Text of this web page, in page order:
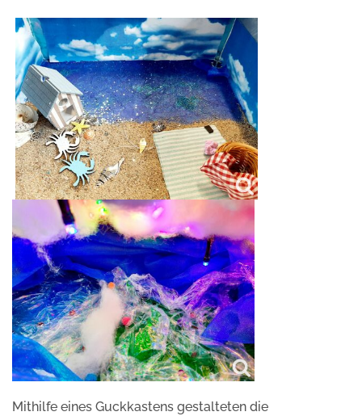
Mithilfe eines Guckkastens gestalteten die